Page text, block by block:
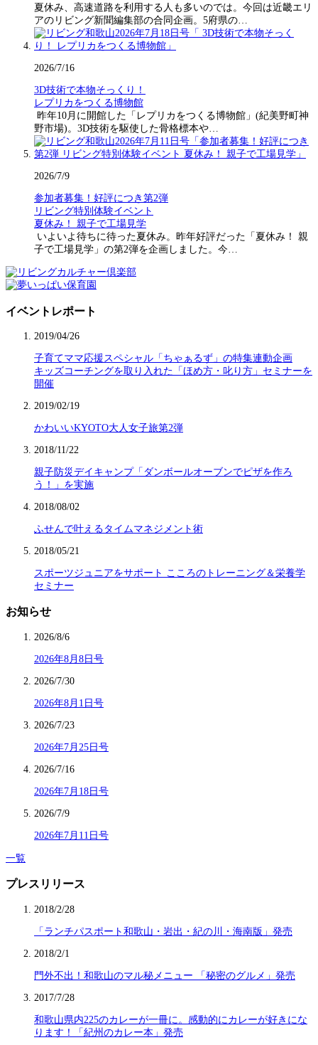
夏休み、高速道路を利用する人も多いのでは。今回は近畿エリ
アのリビング新聞編集部の合同企画。5府県の…
2026/7/16
3D技術で本物そっくり！
レプリカをつくる博物館
昨年10月に開館した「レプリカをつくる博物館」(紀美野町神
野市場)。3D技術を駆使した骨格標本や…
2026/7/9
参加者募集！好評につき第2弾
リビング特別体験イベント
夏休み！ 親子で工場見学
いよいよ待ちに待った夏休み。昨年好評だった「夏休み！ 親
子で工場見学」の第2弾を企画しました。今…
イベントレポート
2019/04/26
子育てママ応援スペシャル「ちゃぁるず」の特集連動企画
キッズコーチングを取り入れた「ほめ方・叱り方」セミナーを
開催
2019/02/19
かわいいKYOTO大人女子旅第2弾
2018/11/22
親子防災デイキャンプ「ダンボールオーブンでピザを作ろ
う！」を実施
2018/08/02
ふせんで叶えるタイムマネジメント術
2018/05/21
スポーツジュニアをサポート こころのトレーニング＆栄養学
セミナー
お知らせ
2026/8/6
2026年8月8日号
2026/7/30
2026年8月1日号
2026/7/23
2026年7月25日号
2026/7/16
2026年7月18日号
2026/7/9
2026年7月11日号
一覧
プレスリリース
2018/2/28
「ランチパスポート和歌山・岩出・紀の川・海南版」発売
2018/2/1
門外不出！和歌山のマル秘メニュー 「秘密のグルメ」発売
2017/7/28
和歌山県内225のカレーが一冊に。感動的にカレーが好きにな
ります！「紀州のカレー本」発売